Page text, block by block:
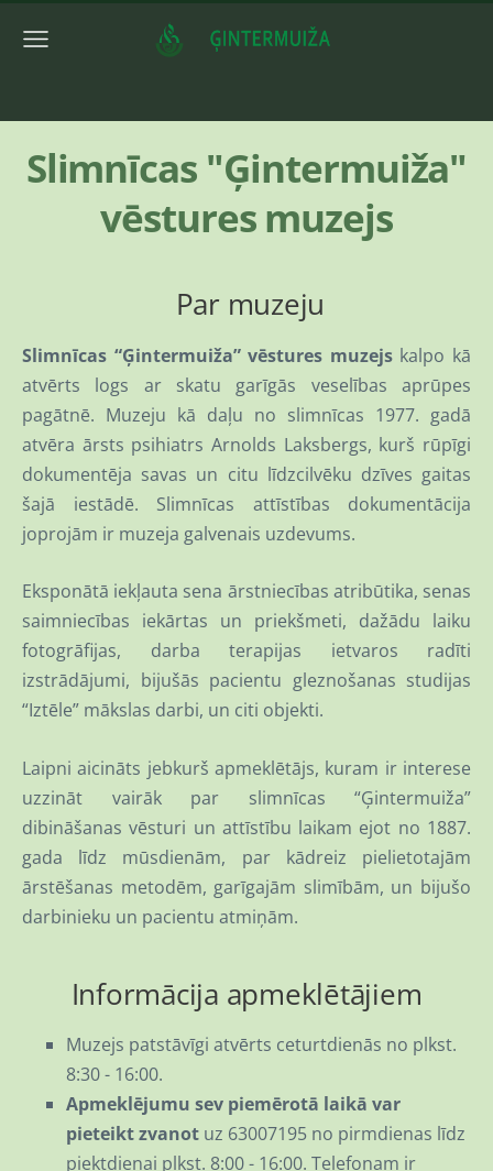
Slimnīcas "Ģintermuiža"
vēstures muzejs
Par muzeju
Slimnīcas “Ģintermuiža” vēstures muzejskalpo kā
atvērts logs ar skatu garīgās veselības aprūpes
pagātnē. Muzeju kā daļu no slimnīcas 1977. gadā
atvēra ārsts psihiatrs Arnolds Laksbergs, kurš rūpīgi
dokumentēja savas un citu līdzcilvēku dzīves gaitas
šajā iestādē. Slimnīcas attīstības dokumentācija
joprojām ir muzeja galvenais uzdevums.
Eksponātā iekļauta sena ārstniecības atribūtika, senas
saimniecības iekārtas un priekšmeti, dažādu laiku
fotogrāfijas, darba terapijas ietvaros radīti
izstrādājumi, bijušās pacientu gleznošanas studijas
“Iztēle” mākslas darbi, un citi objekti.
Laipni aicināts jebkurš apmeklētājs, kuram ir interese
uzzināt vairāk par slimnīcas “Ģintermuiža”
dibināšanas vēsturi un attīstību laikam ejot no 1887.
gada līdz mūsdienām, par kādreiz pielietotajām
ārstēšanas metodēm, garīgajām slimībām, un bijušo
darbinieku un pacientu atmiņām.
Informācija apmeklētājiem
Muzejs patstāvīgi atvērts ceturtdienās no plkst.
8:30 - 16:00.
Apmeklējumu sev piemērotā laikā var
pieteikt zvanot uz 63007195 no pirmdienas līdz
piektdienai plkst. 8:00 - 16:00. Telefonam ir